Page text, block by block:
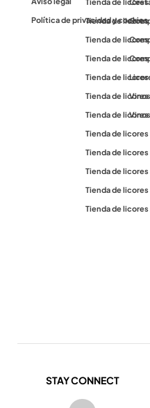
Política de privacidad y cookies
Tienda de
Tienda de
Tienda de
Tienda de
Tienda de licores
Tienda de licores
Tienda de
Tienda de
Tienda de licores
Tienda de
Tienda de licores
STAY CONNECT
I